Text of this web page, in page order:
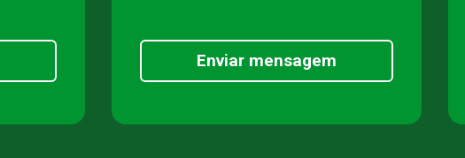
Enviar mensagem